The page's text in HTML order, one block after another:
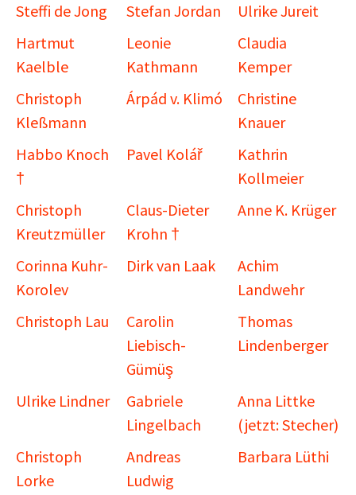
Steffi de Jong Stefan Jordan
Ulrike Jureit
Hartmut
Kaelble
Leonie
Kathmann
Claudia
Kemper
Christoph
Kleßmann
Árpád v. Klimó
Christine
Knauer
Habbo Knoch
†
Pavel Kolář
Kathrin
Kollmeier
Christoph
Kreutzmüller
Claus-Dieter
Krohn †
Anne K. Krüger
Corinna Kuhr-
Korolev
Dirk van Laak
Achim
Landwehr
Christoph Lau
Carolin
Liebisch-
Gümüş
Thomas
Lindenberger
Ulrike Lindner
Gabriele
Lingelbach
Anna Littke
(jetzt: Stecher)
Christoph
Lorke
Andreas
Ludwig
Barbara Lüthi